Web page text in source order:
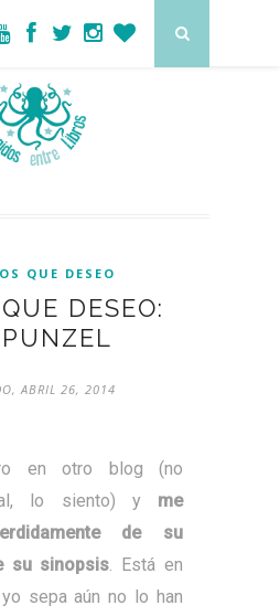
QUE DESEO
DESEO:
ABRIL 26, 2014
en otro blog (no
lo siento) y me
de su
su sinopsis. Está en
sepa aún no lo han